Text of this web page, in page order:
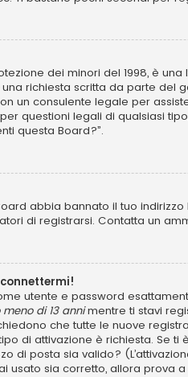
dei minori del 1998, è
richiesta scritta da parte
un consulente legale per
questioni legali di qualsiasi
questa Board?”.
abbia bannato il tuo
di registrarsi. Contatta un
utente e password
meno di 13 annimentre ti stavi
che tutte le nuove
di attivazione è richiesta. Se
di posta sia valido?
usato sia corretto, allora prova